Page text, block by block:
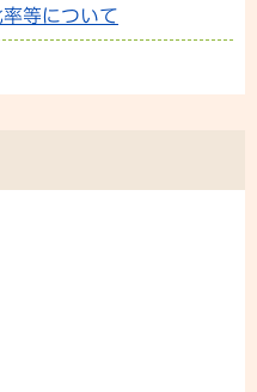
等について